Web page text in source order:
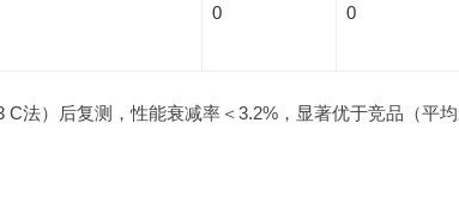
0 0
法）后复测，性能衰减率＜3.2%，显著优于竞品（平